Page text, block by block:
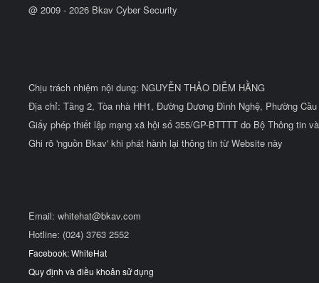
@ 2009 - 2026 Bkav Cyber Security
Chịu trách nhiệm nội dung: NGUYỄN THẢO DIỄM HẰNG
Địa chỉ: Tầng 2, Tòa nhà HH1, Đường Dương Đình Nghệ, Phường
Giấy phép thiết lập mạng xã hội số 355/GP-BTTTT do Bộ Thông tin
Ghi rõ 'nguồn Bkav' khi phát hành lại thông tin từ Website này
Email: whitehat@bkav.com
Hotline: (024) 3763 2552
Facebook: WhiteHat
Quy định và điều khoản sử dụng